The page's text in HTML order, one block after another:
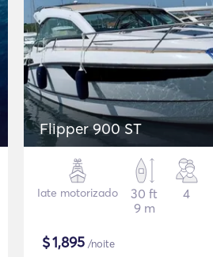
Flipper 900 ST
Iate motorizado
30 ft
9 m
4
$1,895 /noite